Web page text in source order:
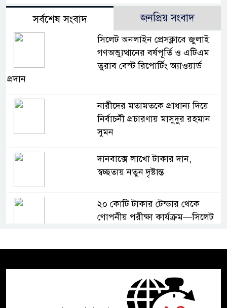
সর্বশেষ সংবাদ জনপ্রিয় সংবাদ
সিলেট অনলাইন প্রেসক্লাবে জুলাই
গণঅভ্যুত্থানের বর্ষপূর্তি ও এটিএম
তুরাব বেস্ট রিপোর্টিং অ্যাওয়ার্ড
প্রদান
নারীদের মতামতকে প্রাধান্য দিয়ে
নির্বাচনী প্রচারণায় মাসুদুর রহমান
সুমন
দানবাক্সে লাখো টাকার দান,
স্বচ্ছতায় নতুন দৃষ্টান্ত
২০ কোটি টাকার টেন্ডার থেকে
গোপনীয় পরীক্ষা কার্যক্রম—সিলেট
সিলেটে চিকিৎসকের কিশোর ছেলের
ঝুলন্ত মরদেহ উদ্ধার